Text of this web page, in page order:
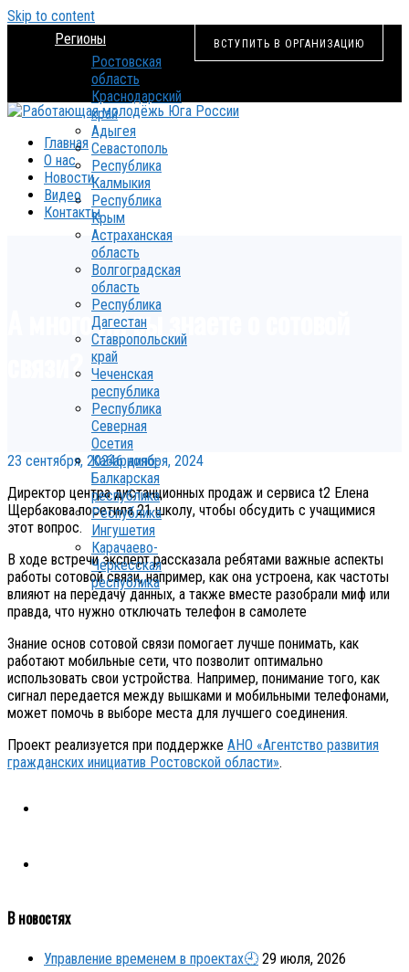
Skip to content
ВСТУПИТЬ В ОРГАНИЗАЦИЮ
Регионы
Ростовская
область
Краснодарский
край
Адыгея
Севастополь
Республика
Калмыкия
Республика
Крым
Астраханская
область
Волгоградская
область
Республика
Дагестан
Ставропольский
край
Чеченская
республика
Республика
Северная
Осетия
Кабардино-
Балкарская
республика
Республика
Ингушетия
Карачаево-
Черкесская
республика
Главная
О нас
Новости
Видео
Контакты
А много ли вы знаете о сотовой
связи?
23 сентября, 20246 ноября, 2024
Директор центра дистанционных продаж и сервиса t2 Елена
Щербакова посетила 21 школу, чтобы обсудить с учащимися
этот вопрос.
В ходе встречи эксперт рассказала ребятами важные аспекты
работы сотовой связи, например, как она устроена, как частоты
влияют на передачу данных, а также вместе разобрали миф или
правда, что нужно отключать телефон в самолете
Знание основ сотовой связи помогает лучше понимать, как
работают мобильные сети, что позволит оптимально
использовать свои устройства. Например, понимание того, как
сигнал передается между вышками и мобильными телефонами,
может помочь в выборе места для лучшего соединения.
Проект реализуется при поддержке АНО «Агентство развития
гражданских инициатив Ростовской области».
В новостях
Управление временем в проектах🕘 29 июля, 2026